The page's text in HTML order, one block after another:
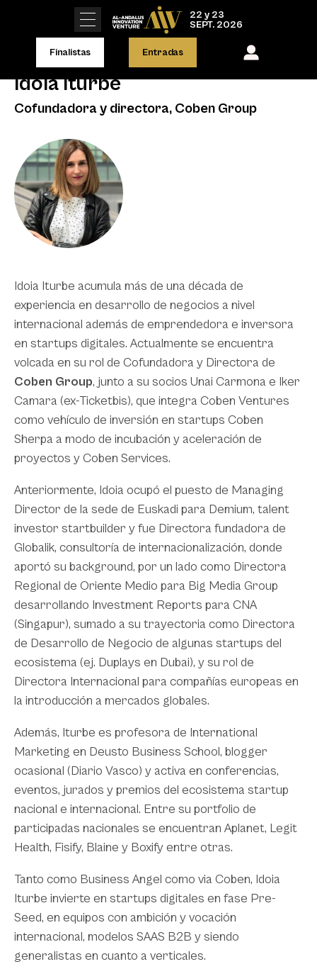
22 y 23
SEPT. 2026
Finalistas Entradas
Idoia Iturbe
Cofundadora y directora, Coben Group
Idoia Iturbe acumula más de una década de
experiencia en desarrollo de negocios a nivel
internacional además de emprendedora e inversora
en startups digitales. Actualmente se encuentra
volcada en su rol de Cofundadora y Directora de
Coben Group, junto a su socios Unai Carmona e Iker
Camara (ex-Ticketbis), que integra Coben Ventures
como vehículo de inversión en startups Coben
Sherpa a modo de incubación y aceleración de
proyectos y Coben Services.
Anteriormente, Idoia ocupó el puesto de Managing
Director de la sede de Euskadi para Demium, talent
investor startbuilder y fue Directora fundadora de
Globalik, consultoría de internacionalización, donde
aportó su background, por un lado como Directora
Regional de Oriente Medio para Big Media Group
desarrollando Investment Reports para CNA
(Singapur), sumado a su trayectoria como Directora
de Desarrollo de Negocio de algunas startups del
ecosistema (ej. Duplays en Dubai), y su rol de
Directora Internacional para compañías europeas en
la introducción a mercados globales.
Además, Iturbe es profesora de International
Marketing en Deusto Business School, blogger
ocasional (Diario Vasco) y activa en conferencias,
eventos, jurados y premios del ecosistema startup
nacional e internacional. Entre su portfolio de
participadas nacionales se encuentran Aplanet, Legit
Health, Fisify, Blaine y Boxify entre otras.
Tanto como Business Angel como via Coben, Idoia
Iturbe invierte en startups digitales en fase Pre-
Seed, en equipos con ambición y vocación
internacional, modelos SAAS B2B y siendo
generalistas en cuanto a verticales.